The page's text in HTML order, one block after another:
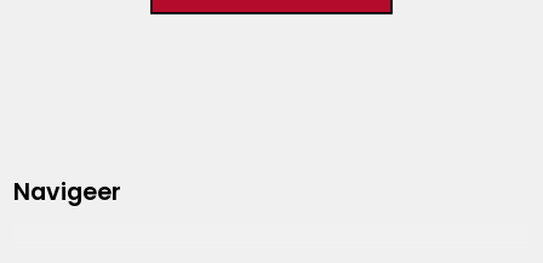
Navigeer